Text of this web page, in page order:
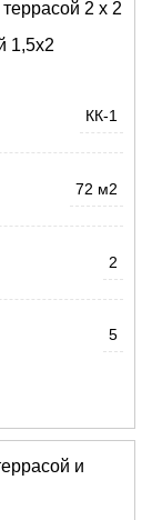
1,5х2
КК-1
72 м2
2
5